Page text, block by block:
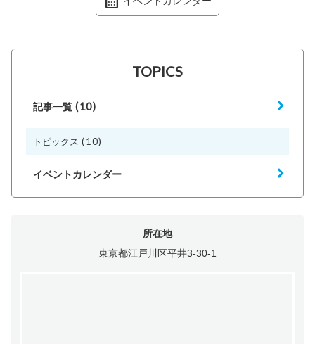
TOPICS
記事一覧 (10)
トピックス (10)
イベントカレンダー
所在地
東京都江戸川区平井3-30-1